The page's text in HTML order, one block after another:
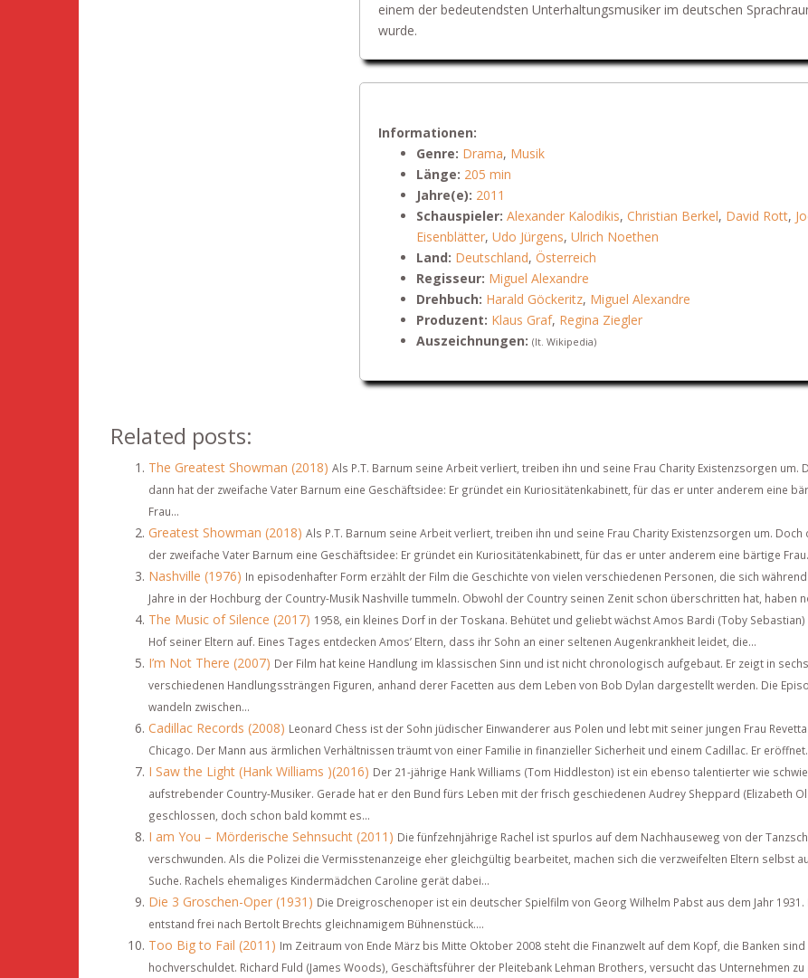
einem der bedeutendsten Unterhaltungsmusiker im deutschen
wurde.
Informationen:
Genre: Drama, Musik
Länge: 205 min
Jahre(e): 2011
Schauspieler: Alexander Kalodikis, Christian Berkel, David Rott,
Eisenblätter, Udo Jürgens, Ulrich Noethen
Land: Deutschland, Österreich
Regisseur: Miguel Alexandre
Drehbuch: Harald Göckeritz, Miguel Alexandre
Produzent: Klaus Graf, Regina Ziegler
Auszeichnungen: (lt. Wikipedia)
Related posts:
The Greatest Showman (2018) Als P.T. Barnum seine Arbeit verliert, treiben ihn und seine Frau Charity Existenzsorgen um.
dann hat der zweifache Vater Barnum eine Geschäftsidee: Er gründet ein Kuriositätenkabinett, für das er unter anderem eine
Frau...
Greatest Showman (2018) Als P.T. Barnum seine Arbeit verliert, treiben ihn und seine Frau Charity Existenzsorgen um. Doch
der zweifache Vater Barnum eine Geschäftsidee: Er gründet ein Kuriositätenkabinett, für das er unter anderem eine bärtige
Nashville (1976) In episodenhafter Form erzählt der Film die Geschichte von vielen verschiedenen Personen, die sich
Jahre in der Hochburg der Country-Musik Nashville tummeln. Obwohl der Country seinen Zenit schon überschritten hat, haben
The Music of Silence (2017) 1958, ein kleines Dorf in der Toskana. Behütet und geliebt wächst Amos Bardi (Toby Sebastian)
Hof seiner Eltern auf. Eines Tages entdecken Amos’ Eltern, dass ihr Sohn an einer seltenen Augenkrankheit leidet, die...
I’m Not There (2007) Der Film hat keine Handlung im klassischen Sinn und ist nicht chronologisch aufgebaut. Er zeigt in sechs
verschiedenen Handlungssträngen Figuren, anhand derer Facetten aus dem Leben von Bob Dylan dargestellt werden. Die
wandeln zwischen...
Cadillac Records (2008) Leonard Chess ist der Sohn jüdischer Einwanderer aus Polen und lebt mit seiner jungen Frau
Chicago. Der Mann aus ärmlichen Verhältnissen träumt von einer Familie in finanzieller Sicherheit und einem Cadillac. Er
I Saw the Light (Hank Williams )(2016) Der 21-jährige Hank Williams (Tom Hiddleston) ist ein ebenso talentierter wie
aufstrebender Country-Musiker. Gerade hat er den Bund fürs Leben mit der frisch geschiedenen Audrey Sheppard (Elizabeth
geschlossen, doch schon bald kommt es...
I am You – Mörderische Sehnsucht (2011) Die fünfzehnjährige Rachel ist spurlos auf dem Nachhauseweg von der
verschwunden. Als die Polizei die Vermisstenanzeige eher gleichgültig bearbeitet, machen sich die verzweifelten Eltern selbst
Suche. Rachels ehemaliges Kindermädchen Caroline gerät dabei...
Die 3 Groschen-Oper (1931) Die Dreigroschenoper ist ein deutscher Spielfilm von Georg Wilhelm Pabst aus dem Jahr 1931.
entstand frei nach Bertolt Brechts gleichnamigem Bühnenstück....
Too Big to Fail (2011) Im Zeitraum von Ende März bis Mitte Oktober 2008 steht die Finanzwelt auf dem Kopf, die Banken sind
hochverschuldet. Richard Fuld (James Woods), Geschäftsführer der Pleitebank Lehman Brothers, versucht das Unternehmen zu